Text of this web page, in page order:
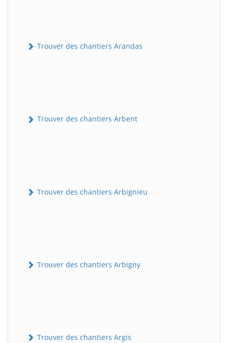
Trouver des chantiers Arandas
Trouver des chantiers Arbent
Trouver des chantiers Arbignieu
Trouver des chantiers Arbigny
Trouver des chantiers Argis